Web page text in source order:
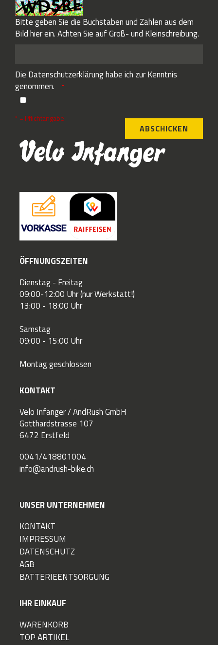
Bitte geben Sie die Buchstaben und Zahlen aus dem
Bild hier ein. Achten Sie auf Groß- und Kleinschreibung.
Die Datenschutzerklärunghabe ich zur Kenntnis
genommen.
ABSCHICKEN
* = Pflichtangabe
ÖFFNUNGSZEITEN
Dienstag - Freitag
09:00-12:00 Uhr (nur Werkstatt!)
13:00 - 18:00 Uhr
Samstag
09:00 - 15:00 Uhr
Montag geschlossen
KONTAKT
Velo Infanger / AndRush GmbH
Gotthardstrasse 107
6472 Erstfeld
0041/418801004
info@andrush-bike.ch
UNSER UNTERNEHMEN
KONTAKT
IMPRESSUM
DATENSCHUTZ
AGB
BATTERIEENTSORGUNG
IHR EINKAUF
WARENKORB
TOP ARTIKEL